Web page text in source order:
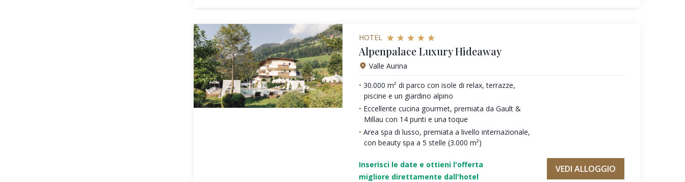
HOTEL
Alpenpalace Luxury Hideaway
Valle Aurina
30.000 m² di parco con isole di relax, terrazze,
piscine e un giardino alpino
Eccellente cucina gourmet, premiata da Gault &
Millau con 14 punti e una toque
Area spa di lusso, premiata a livello internazionale,
con beauty spa a 5 stelle (3.000 m²)
Inserisci le date e ottieni l'offerta
migliore direttamente dall'hotel
VEDI ALLOGGIO